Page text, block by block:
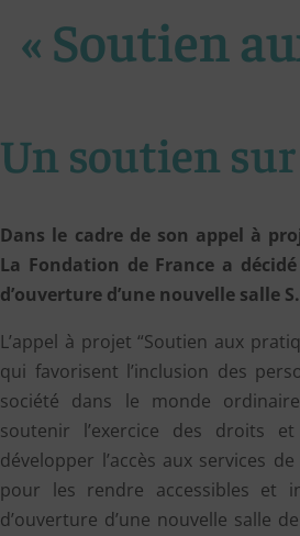
« Soutien
Un soutien
Dans le cadre de son appel à
La Fondation de France a
d’ouverture d’une nouvelle salle
L’appel à projet “Soutien aux
qui favorisent l’inclusion des
société dans le monde
soutenir l’exercice des droits
développer l’accès aux services
pour les rendre accessibles et
d’ouverture d’une nouvelle salle